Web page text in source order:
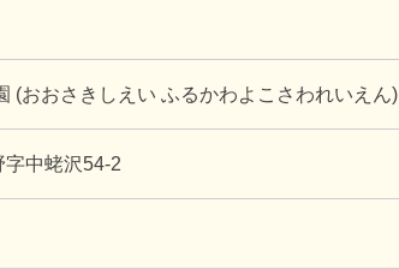
(おおさきしえい ふるかわよこさわれいえん)
中蛯沢54-2